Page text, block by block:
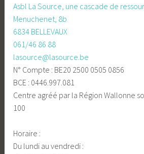
Asbl La Source, une cascade de
Menuchenet, 8b
6834 BELLEVAUX
061/46 86 88
lasource@lasource.be
N° Compte : BE20 2500 0505 0856
BCE : 0446.997.081
Centre agréé par la Région Wallonne
100
Horaire :
Du lundi au vendredi :